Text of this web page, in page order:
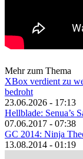
Mehr zum Thema
XBox verdient zu
bedroht
23.06.2026 - 17:13
Hellblade: Senua’s
07.06.2017 - 07:38
GC 2014: Ninja
13.08.2014 - 01:19